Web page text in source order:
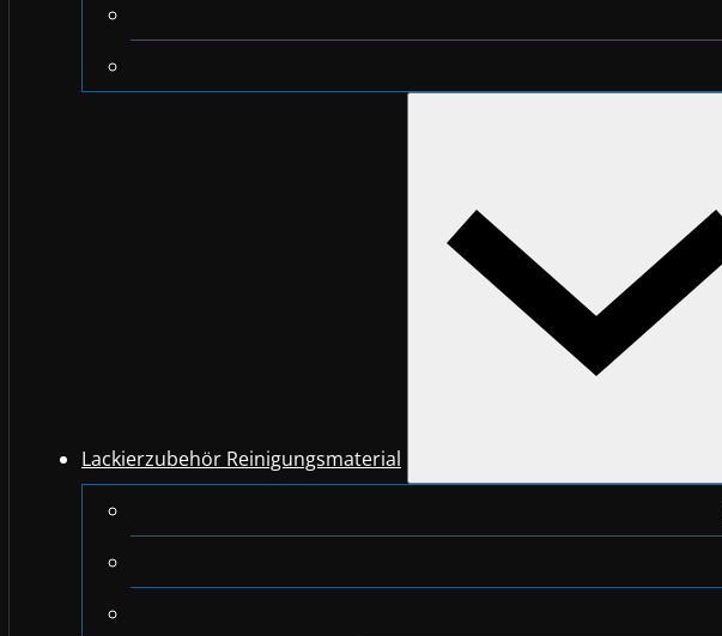
Lackierzubehör Reinigungsmaterial